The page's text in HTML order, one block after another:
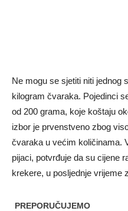
Ne mogu se sjetiti niti jednog
kilogram čvaraka. Pojedinci
od 200 grama, koje koštaju
izbor je prvenstveno zbog
čvaraka u većim količinama.
pijaci, potvrđuje da su cijene
krekere, u posljednje vrijeme